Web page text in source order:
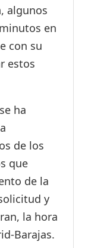
algunos
en
con su
estos
ha
de los
que
de la
y
la hora
Barajas.